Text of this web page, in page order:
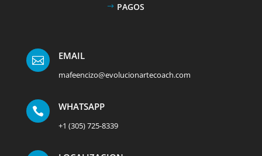
PAGOS
 EMAIL
mafeencizo@evolucionartecoach.com
 WHATSAPP
+1 (305) 725-8339